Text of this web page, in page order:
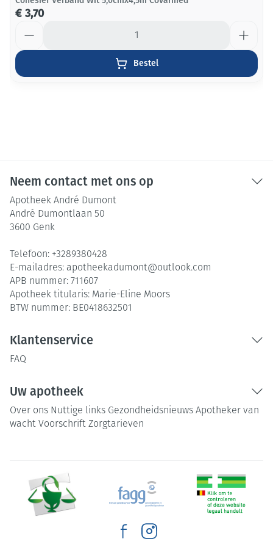
€ 3,70
Bestel
Neem contact met ons op
Apotheek André Dumont
André Dumontlaan 50
3600 Genk
Telefoon: +3289380428
E-mailadres: apotheekadumont@outlook.com
APB nummer: 711607
Apotheek titularis: Marie-Eline Moors
BTW nummer: BE0418632501
Klantenservice
FAQ
Uw apotheek
Over ons Nuttige links Gezondheidsnieuws Apotheker van
wacht Voorschrift Zorgtarieven